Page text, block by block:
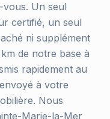
vous. Un seul
certifié, un seul
ni supplément
de notre base à
rapidement au
à votre
Nous
Marie-la-Mer